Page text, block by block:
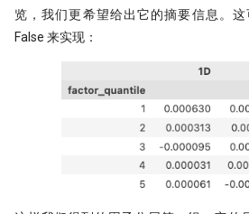
览，我们更希望给出它的摘要信息。
False 来实现：